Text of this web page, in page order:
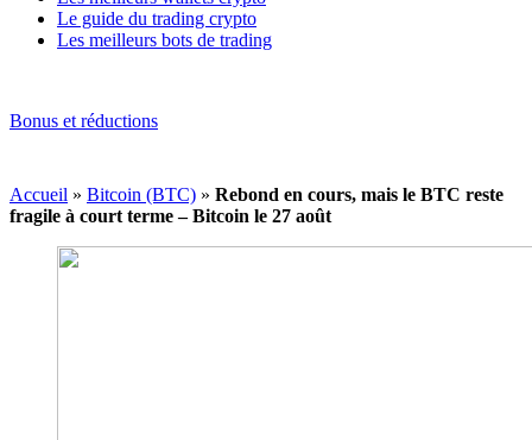
Le guide du trading crypto
Les meilleurs bots de trading
Bonus et réductions
Accueil » Bitcoin (BTC) » Rebond en cours, mais le BTC reste
fragile à court terme – Bitcoin le 27 août